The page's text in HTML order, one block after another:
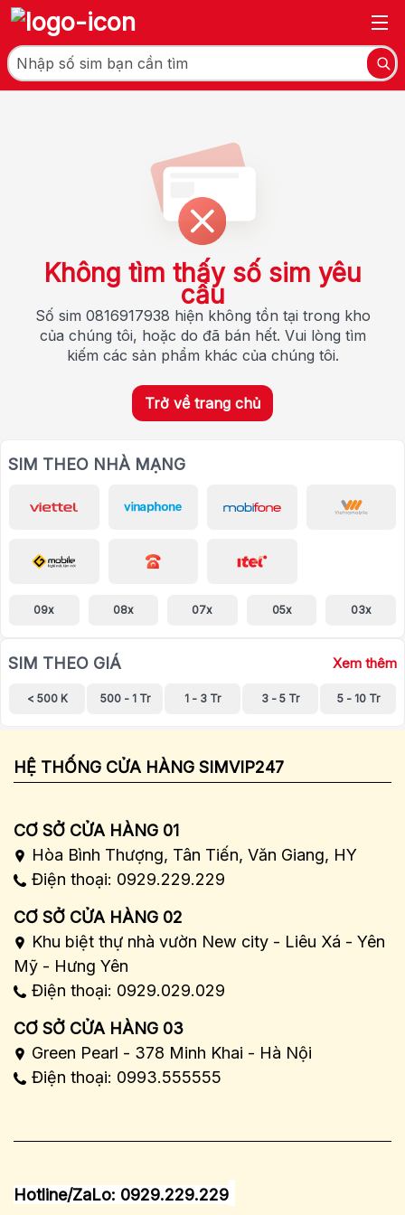
Không tìm thấy số sim yêu
cầu
Số sim 0816917938 hiện không tồn tại trong kho
của chúng tôi, hoặc do đã bán hết. Vui lòng tìm
kiếm các sản phẩm khác của chúng tôi.
Trở về trang chủ
SIM THEO NHÀ MẠNG
09x 08x 07x 05x 03x
SIM THEO GIÁ Xem thêm
< 500 K 500 - 1 Tr 1 - 3 Tr 3 - 5 Tr 5 - 10 Tr
HỆ THỐNG CỬA HÀNG SIMVIP247
CƠ SỞ CỬA HÀNG 01
Hòa Bình Thượng, Tân Tiến, Văn Giang, HY
Điện thoại: 0929.229.229
CƠ SỞ CỬA HÀNG 02
Khu biệt thự nhà vườn New city - Liêu Xá - Yên
Mỹ - Hưng Yên
Điện thoại: 0929.029.029
CƠ SỞ CỬA HÀNG 03
Green Pearl - 378 Minh Khai - Hà Nội
Điện thoại: 0993.555555
Hotline/ZaLo: 0929.229.229